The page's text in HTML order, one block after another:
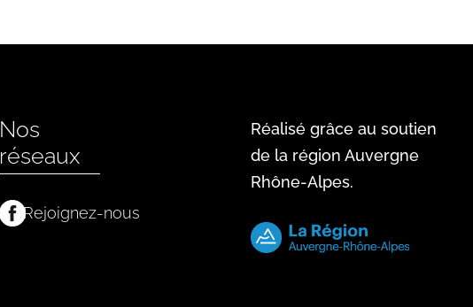
Nos
réseaux
Rejoignez-nous
Réalisé grâce au soutien
de la région Auvergne
Rhône-Alpes.